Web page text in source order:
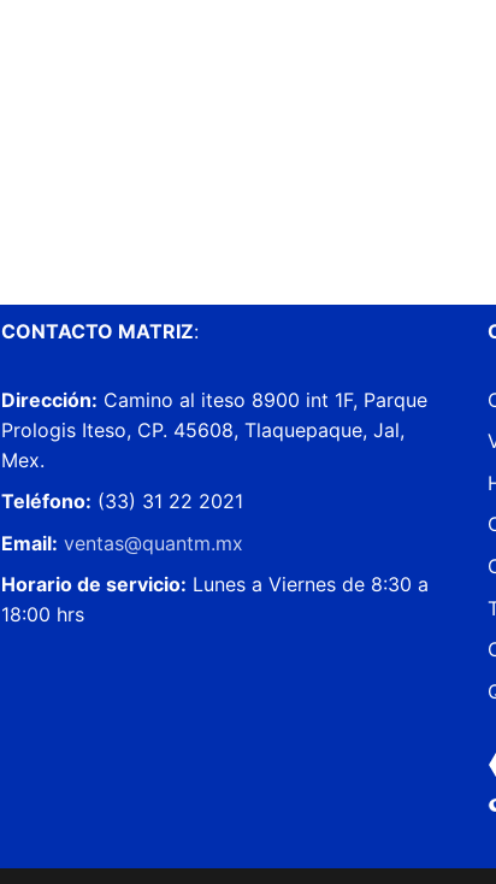
CONTACTO MATRIZ:
Dirección: Camino al iteso 8900 int 1F, Parque
Prologis Iteso, CP. 45608, Tlaquepaque, Jal,
Mex.
Teléfono: (33) 31 22 2021
Email: ventas@quantm.mx
Horario de servicio: Lunes a Viernes de 8:30 a
18:00 hrs